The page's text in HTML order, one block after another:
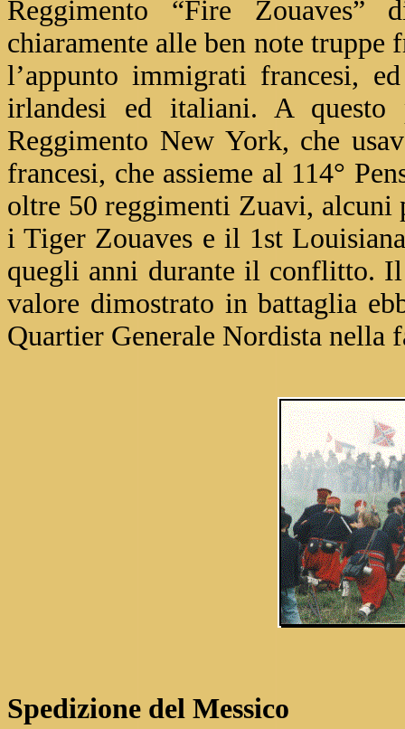
Reggimento “Fire
chiaramente alle ben note truppe
l’appunto immigrati francesi,
irlandesi ed italiani. A
Reggimento New York, che
francesi, che assieme al 114°
oltre 50 reggimenti Zuavi,
i Tiger Zouaves e il 1st
quegli anni durante il conflitto.
valore dimostrato in battaglia
Quartier Generale Nordista nella
Spedizione del Messico